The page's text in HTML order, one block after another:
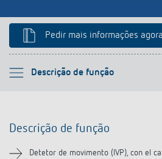
Pedir mais informações agora
Descrição de função
Por favor selecione
Informação técnica
Descrição de função
Detetor de movimento (IVP), con el